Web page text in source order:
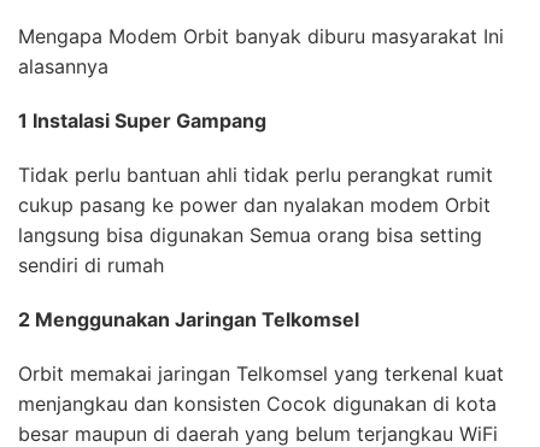
Mengapa Modem Orbit banyak diburu masyarakat Ini
alasannya
1 Instalasi Super Gampang
Tidak perlu bantuan ahli tidak perlu perangkat rumit
cukup pasang ke power dan nyalakan modem Orbit
langsung bisa digunakan Semua orang bisa setting
sendiri di rumah
2 Menggunakan Jaringan Telkomsel
Orbit memakai jaringan Telkomsel yang terkenal kuat
menjangkau dan konsisten Cocok digunakan di kota
besar maupun di daerah yang belum terjangkau WiFi